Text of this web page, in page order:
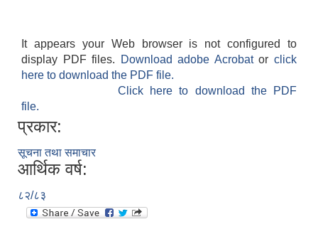
It appears your Web browser is not configured to
display PDF files.
Download adobe Acrobatorclick
here to download the PDF file.
Click here to download the PDF
file.
प्रकार:
सूचना तथा समाचार
आर्थिक वर्ष:
८२/८३